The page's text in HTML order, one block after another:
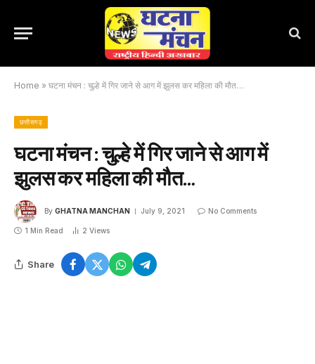
Home » घटना मंचन : चुल्हे में गिर जाने से आग में झुलस कर महिला की मौत…
छत्तीसगढ़
घटना मंचन : चुल्हे में गिर जाने से आग में
झुलस कर महिला की मौत…
By GHATNA MANCHAN July 9, 2021 No Comments
1 Min Read 2 Views
Share